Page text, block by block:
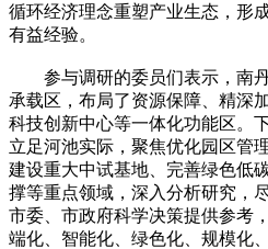
循环经济理念重塑产业生态，形
有益经验。
参与调研的委员们表示，南丹
承载区，布局了资源保障、精深
科技创新中心等一体化功能区。
立足河池实际，聚焦优化园区管
建设重大中试基地、完善绿色低
撑等重点领域，深入分析研究，
市委、市政府科学决策提供参考
端化、智能化、绿色化、规模化